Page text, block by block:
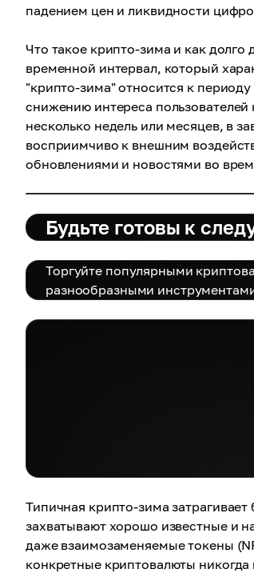
падением цен и ликвидности
Что такое крипто-зима и как
временной интервал, который
"крипто-зима" относится к
снижению интереса
несколько недель или месяцев, в
восприимчиво к внешним
обновлениями и новостями во
Будьте готовы к
Торгуйте популярными
разнообразными
Типичная крипто-зима
захватывают хорошо известные и
даже взаимозаменяемые токены
конкретные криптовалюты